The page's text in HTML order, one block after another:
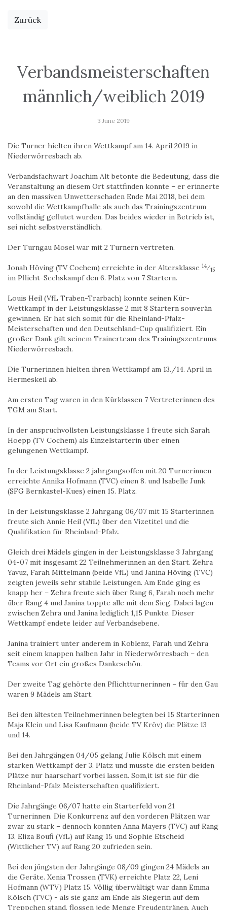
Zurück
Verbandsmeisterschaften
männlich/weiblich 2019
3 June 2019
Die Turner hielten ihren Wettkampf am 14. April 2019 in
Niederwörresbach ab.
Verbandsfachwart Joachim Alt betonte die Bedeutung, dass die
Veranstaltung an diesem Ort stattfinden konnte – er erinnerte
an den massiven Unwetterschaden Ende Mai 2018, bei dem
sowohl die Wettkampfhalle als auch das Trainingszentrum
vollständig geflutet wurden. Das beides wieder in Betrieb ist,
sei nicht selbstverständlich.
Der Turngau Mosel war mit 2 Turnern vertreten.
Jonah Höving (TV Cochem) erreichte in der Altersklasse 14⁄15
im Pflicht-Sechskampf den 6. Platz von 7 Startern.
Louis Heil (VfL Traben-Trarbach) konnte seinen Kür-
Wettkampf in der Leistungsklasse 2 mit 8 Startern souverän
gewinnen. Er hat sich somit für die Rheinland-Pfalz-
Meisterschaften und den Deutschland-Cup qualifiziert. Ein
großer Dank gilt seinem Trainerteam des Trainingszentrums
Niederwörresbach.
Die Turnerinnen hielten ihren Wettkampf am 13./14. April in
Hermeskeil ab.
Am ersten Tag waren in den Kürklassen 7 Vertreterinnen des
TGM am Start.
In der anspruchvollsten Leistungsklasse 1 freute sich Sarah
Hoepp (TV Cochem) als Einzelstarterin über einen
gelungenen Wettkampf.
In der Leistungsklasse 2 jahrgangsoffen mit 20 Turnerinnen
erreichte Annika Hofmann (TVC) einen 8. und Isabelle Junk
(SFG Bernkastel-Kues) einen 15. Platz.
In der Leistungsklasse 2 Jahrgang 06/07 mit 15 Starterinnen
freute sich Annie Heil (VfL) über den Vizetitel und die
Qualifikation für Rheinland-Pfalz.
Gleich drei Mädels gingen in der Leistungsklasse 3 Jahrgang
04-07 mit insgesamt 22 Teilnehmerinnen an den Start. Zehra
Yavuz, Farah Mittelmann (beide VfL) und Janina Höving (TVC)
zeigten jeweils sehr stabile Leistungen. Am Ende ging es
knapp her – Zehra freute sich über Rang 6, Farah noch mehr
über Rang 4 und Janina toppte alle mit dem Sieg. Dabei lagen
zwischen Zehra und Janina lediglich 1,15 Punkte. Dieser
Wettkampf endete leider auf Verbandsebene.
Janina trainiert unter anderem in Koblenz, Farah und Zehra
seit einem knappen halben Jahr in Niederwörresbach – den
Teams vor Ort ein großes Dankeschön.
Der zweite Tag gehörte den Pflichtturnerinnen – für den Gau
waren 9 Mädels am Start.
Bei den ältesten Teilnehmerinnen belegten bei 15 Starterinnen
Maja Klein und Lisa Kaufmann (beide TV Kröv) die Plätze 13
und 14.
Bei den Jahrgängen 04/05 gelang Julie Kölsch mit einem
starken Wettkampf der 3. Platz und musste die ersten beiden
Plätze nur haarscharf vorbei lassen. Som,it ist sie für die
Rheinland-Pfalz Meisterschaften qualifiziert.
Die Jahrgänge 06/07 hatte ein Starterfeld von 21
Turnerinnen. Die Konkurrenz auf den vorderen Plätzen war
zwar zu stark – dennoch konnten Anna Mayers (TVC) auf Rang
13, Eliza Boufi (VfL) auf Rang 15 und Sophie Etscheid
(Wittlicher TV) auf Rang 20 zufrieden sein.
Bei den jüngsten der Jahrgänge 08/09 gingen 24 Mädels an
die Geräte. Xenia Trossen (TVK) erreichte Platz 22, Leni
Hofmann (WTV) Platz 15. Völlig überwältigt war dann Emma
Kölsch (TVC) - als sie ganz am Ende als Siegerin auf dem
Treppchen stand, flossen jede Menge Freudentränen. Auch